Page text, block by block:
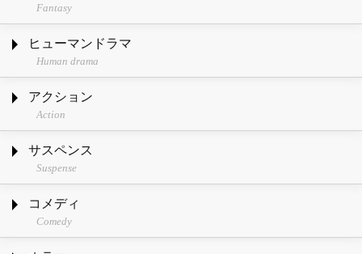
Fantasy
ヒューマンドラマ
Human drama
アクション
Action
サスペンス
Suspense
コメディ
Comedy